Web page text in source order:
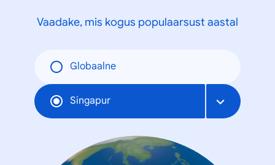
Vaadake, mis kogus populaarsust aastal
Globaalne
Singapur